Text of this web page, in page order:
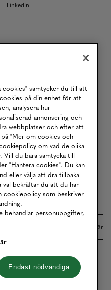
LinkedIn
samarbete med Klarna. Läs mer här
samtycker du till att
på din enhet för att
analysera hur
annonsering och
webbplatser och efter att
"Mer om cookies och
om vad de olika
Vill du bara samtycka till
"Hantera cookies". Du kan
eller välja att dra tillbaka
bekräftar du att du har
som beskriver
behandlar personuppgifter,
Endast nödvändiga